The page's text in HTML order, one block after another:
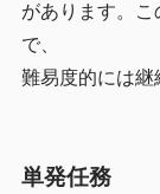
があります。
で、
難易度的には継
単発任務